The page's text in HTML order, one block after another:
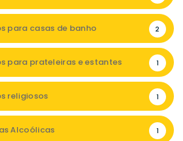
para casas de banho 2
para prateleiras e estantes 1
religiosos 1
Alcoólicas 1